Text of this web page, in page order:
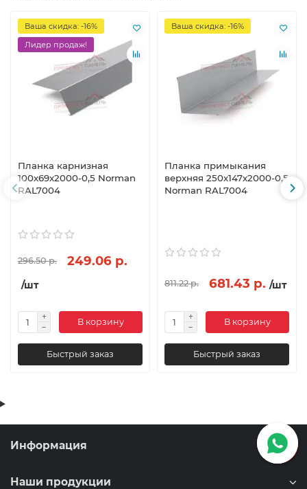
Ваша скидка: -16%
Лидер продаж!
Планка карнизная
100х69х2000-0,5 Norman
RAL7004
296.50 р. 249.06 р.
/шт
В корзину
Быстрый заказ
Ваша скидка: -16%
Планка примыкания
верхняя 250х147х2000-0,5
Norman RAL7004
811.22 р. 681.43 р. /шт
В корзину
Быстрый заказ
Информация
Наши продукции